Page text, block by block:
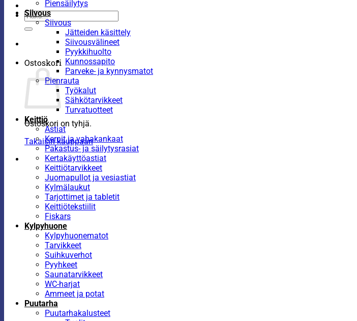
Etsi:
Ostoskori
Ostoskori on tyhjä.
Takaisin kauppaan
Piensäilytys
Siivous
Siivous
Jätteiden käsittely
Siivousvälineet
Pyykkihuolto
Kunnossapito
Parveke- ja kynnysmatot
Pienrauta
Työkalut
Sähkötarvikkeet
Turvatuotteet
Keittiö
Astiat
Kernit ja vahakankaat
Pakastus- ja säilytysrasiat
Kertakäyttöastiat
Keittiötarvikkeet
Juomapullot ja vesiastiat
Kylmälaukut
Tarjottimet ja tabletit
Keittiötekstiilit
Fiskars
Kylpyhuone
Kylpyhuonematot
Tarvikkeet
Suihkuverhot
Pyyhkeet
Saunatarvikkeet
WC-harjat
Ammeet ja potat
Puutarha
Puutarhakalusteet